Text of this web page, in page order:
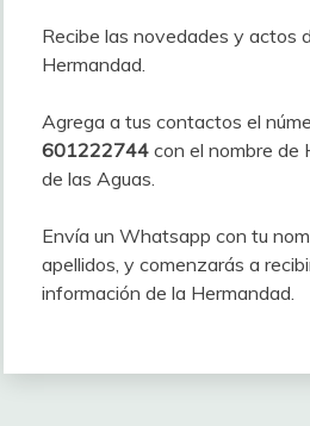
Recibe las novedades y actos
Hermandad.
Agrega a tus contactos el
601222744con el nombre de
de las Aguas.
Envía un Whatsapp con tu
apellidos, y comenzarás a
información de la Hermandad.